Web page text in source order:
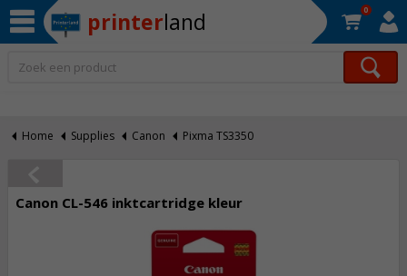
printerland 0
Home Supplies Canon Pixma TS3350
Canon CL-546 inktcartridge kleur